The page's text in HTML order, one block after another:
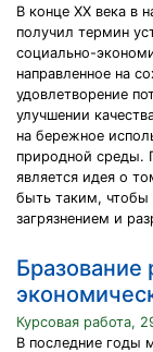
В конце XX века в
получил термин
социально-
направленное на
удовлетворение
улучшении
на бережное
природной среды.
является идея о
быть таким, чтобы
загрязнением и
Бразование
Курсовая работа,
В последние годы